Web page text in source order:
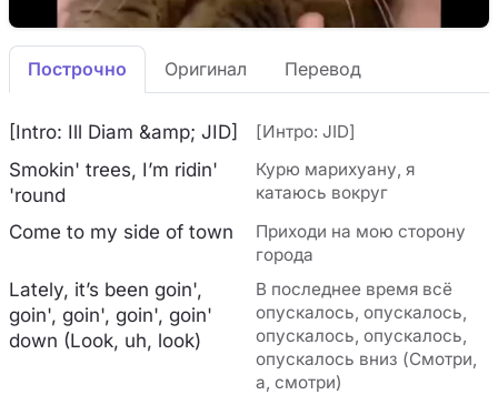
Построчно Оригинал Перевод
[Intro: Ill Diam &amp; JID] [Интро: JID]
Smokin' trees, I’m ridin'
'round
Курю марихуану, я
катаюсь вокруг
Come to my side of town
Приходи на мою сторону
города
Lately, it’s been goin',
goin', goin', goin', goin'
down (Look, uh, look)
В последнее время всё
опускалось, опускалось,
опускалось, опускалось,
опускалось вниз (Смотри,
а, смотри)